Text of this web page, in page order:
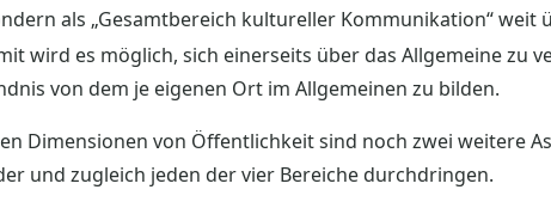
als „Gesamtbereich kultureller Kommunikation“ weit
wird es möglich, sich einerseits über das Allgemeine zu
von dem je eigenen Ort im Allgemeinen zu bilden.
Dimensionen von Öffentlichkeit sind noch zwei weitere
und zugleich jeden der vier Bereiche durchdringen.